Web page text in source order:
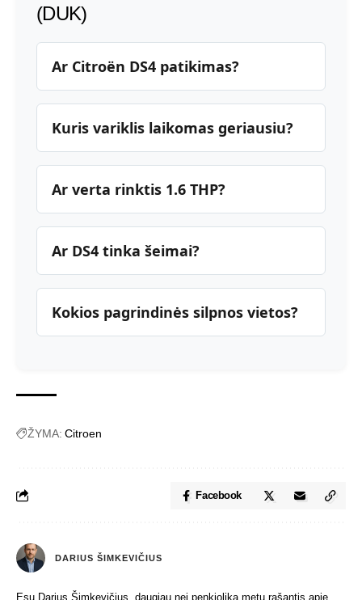
(DUK)
Ar Citroën DS4 patikimas?
Kuris variklis laikomas geriausiu?
Ar verta rinktis 1.6 THP?
Ar DS4 tinka šeimai?
Kokios pagrindinės silpnos vietos?
ŽYMA: Citroen
Facebook
DARIUS ŠIMKEVIČIUS
Esu Darius Šimkevičius, daugiau nei penkiolika metų rašantis apie